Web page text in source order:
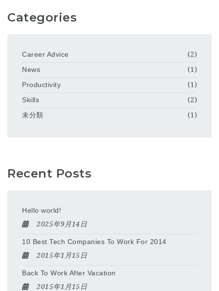
Categories
Career Advice
(2)
News
(1)
Productivity
(1)
Skills
(2)
未分類
(1)
Recent Posts
Hello world!
2025年9月14日
10 Best Tech Companies To Work For 2014
2015年1月15日
Back To Work After Vacation
2015年1月15日